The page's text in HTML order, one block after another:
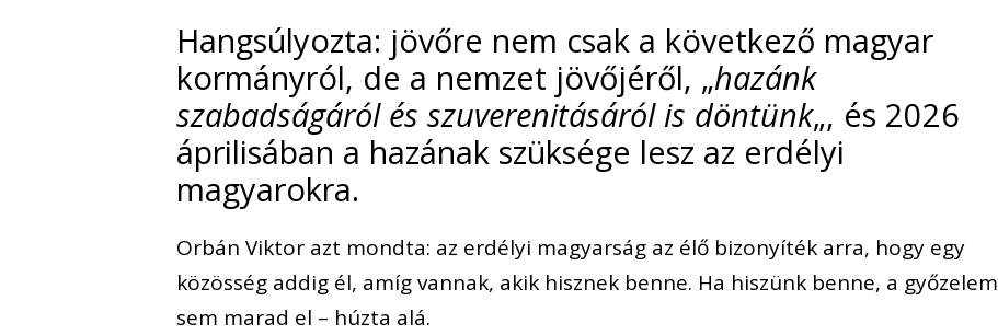
Hangsúlyozta: jövőre nem csak a következő magyar
kormányról, de a nemzet jövőjéről, „hazánk
szabadságáról és szuverenitásáról is döntünk„, és 2026
áprilisában a hazának szüksége lesz az erdélyi
magyarokra.
Orbán Viktor azt mondta: az erdélyi magyarság az élő bizonyíték arra, hogy egy
közösség addig él, amíg vannak, akik hisznek benne. Ha hiszünk benne, a győzelem
sem marad el – húzta alá.